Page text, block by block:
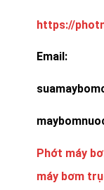
https://
Email:
Phớt máy
máy bơm